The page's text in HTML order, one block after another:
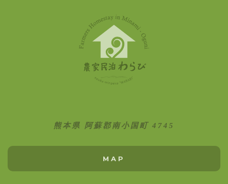
熊本県 阿蘇郡南小国町 4745
MAP